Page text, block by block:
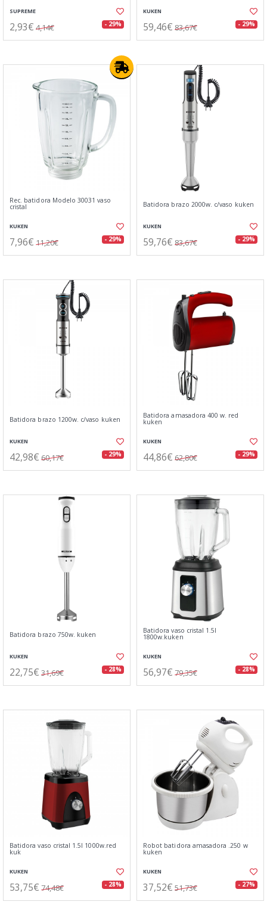
SUPREME
2,93€ 4,14€ - 29%
KUKEN
59,46€ 83,67€ - 29%
Rec. batidora Modelo 30031 vaso
cristal
KUKEN
7,96€ 11,20€ - 29%
Batidora brazo 2000w. c/vaso kuken
KUKEN
59,76€ 83,67€ - 29%
Batidora brazo 1200w. c/vaso kuken
KUKEN
42,98€ 60,17€ - 29%
Batidora amasadora 400 w. red
kuken
KUKEN
44,86€ 62,80€ - 29%
Batidora brazo 750w. kuken
KUKEN
22,75€ 31,69€ - 28%
Batidora vaso cristal 1.5l
1800w.kuken
KUKEN
56,97€ 79,35€ - 28%
Batidora vaso cristal 1.5l 1000w.red
kuk
KUKEN
53,75€ 74,48€ - 28%
Robot batidora amasadora .250 w
kuken
KUKEN
37,52€ 51,73€ - 27%